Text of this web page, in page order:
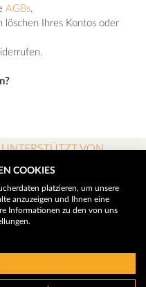
AGBs.
löschen Ihres Kontos oder
VON
COOKIES
platzieren, um unsere
anzuzeigen und Ihnen eine
Informationen zu den von uns